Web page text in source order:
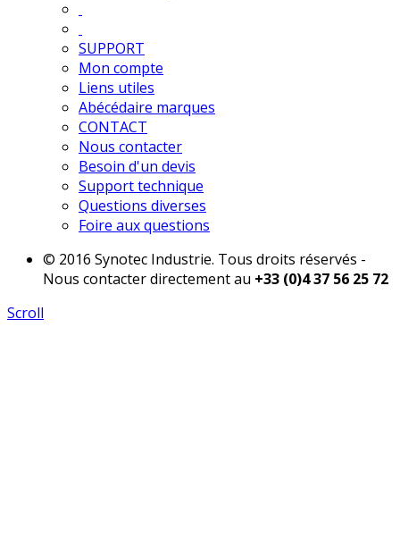
SUPPORT
Mon compte
Liens utiles
Abécédaire marques
CONTACT
Nous contacter
Besoin d'un devis
Support technique
Questions diverses
Foire aux questions
© 2016 Synotec Industrie. Tous droits réservés -
Nous contacter directement au +33 (0)4 37 56 25 72
Scroll